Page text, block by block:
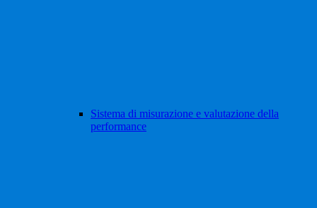
Sistema di misurazione e valutazione della
performance